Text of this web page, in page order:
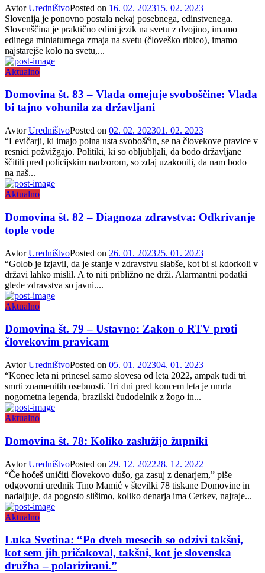
AvtorUredništvoPosted on 16. 02. 202315. 02. 2023
Slovenija je ponovno postala nekaj posebnega, edinstvenega.
Slovenščina je praktično edini jezik na svetu z dvojino, imamo
edinega miniaturnega zmaja na svetu (človeško ribico), imamo
najstarejše kolo na svetu,...
Aktualno
Domovina št. 83 – Vlada omejuje svoboščine: Vlada
bi tajno vohunila za državljani
AvtorUredništvoPosted on 02. 02. 202301. 02. 2023
“Levičarji, ki imajo polna usta svoboščin, se na človekove pravice v
resnici požvižgajo. Politiki, ki so obljubljali, da bodo državljane
ščitili pred policijskim nadzorom, so zdaj uzakonili, da nam bodo
na naš...
Aktualno
Domovina št. 82 – Diagnoza zdravstva: Odkrivanje
tople vode
AvtorUredništvoPosted on 26. 01. 202325. 01. 2023
“Golob je izjavil, da je stanje v zdravstvu slabše, kot bi si kdorkoli v
državi lahko mislil. A to niti približno ne drži. Alarmantni podatki
glede zdravstva so javni....
Aktualno
Domovina št. 79 – Ustavno: Zakon o RTV proti
človekovim pravicam
AvtorUredništvoPosted on 05. 01. 202304. 01. 2023
“Konec leta ni prinesel samo slovesa od leta 2022, ampak tudi tri
smrti znamenitih osebnosti. Tri dni pred koncem leta je umrla
nogometna legenda, brazilski čudodelnik z žogo in...
Aktualno
Domovina št. 78: Koliko zaslužijo župniki
AvtorUredništvoPosted on 29. 12. 202228. 12. 2022
“Če hočeš uničiti človekovo dušo, ga zasuj z denarjem,” piše
odgovorni urednik Tino Mamić v številki 78 tiskane Domovine in
nadaljuje, da pogosto slišimo, koliko denarja ima Cerkev, najraje...
Aktualno
Luka Svetina: “Po dveh mesecih so odzivi takšni,
kot sem jih pričakoval, takšni, kot je slovenska
družba – polarizirani.”